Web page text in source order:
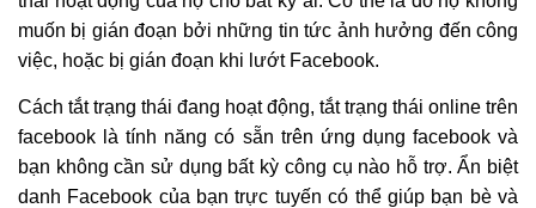
muốn bị gián đoạn bởi những tin tức ảnh hưởng đến công
việc, hoặc bị gián đoạn khi lướt Facebook.
Cách tắt trạng thái đang hoạt động, tắt trạng thái online trên
facebook là tính năng có sẵn trên ứng dụng facebook và
bạn không cần sử dụng bất kỳ công cụ nào hỗ trợ. Ẩn biệt
danh Facebook của bạn trực tuyến có thể giúp bạn bè và